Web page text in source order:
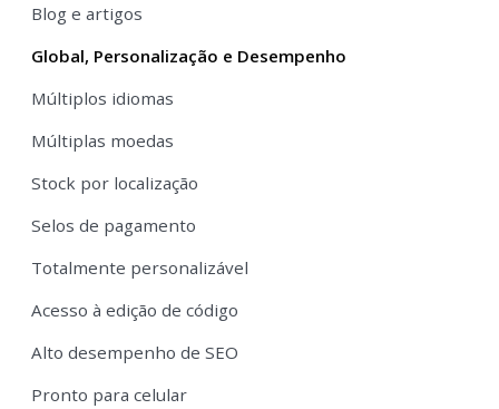
Blog e artigos
Global, Personalização e Desempenho
Múltiplos idiomas
Múltiplas moedas
Stock por localização
Selos de pagamento
Totalmente personalizável
Acesso à edição de código
Alto desempenho de SEO
Pronto para celular